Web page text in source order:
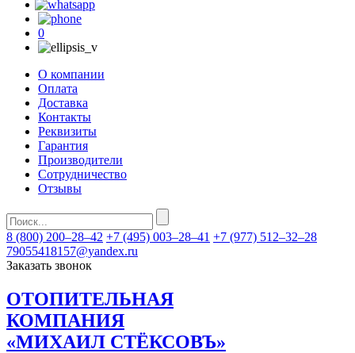
0
О компании
Оплата
Доставка
Контакты
Реквизиты
Гарантия
Производители
Сотрудничество
Отзывы
8 (800) 200–28–42 +7 (495) 003–28–41 +7 (977) 512–32–28
79055418157@yandex.ru
Заказать звонок
ОТОПИТЕЛЬНАЯ
КОМПАНИЯ
«МИХАИЛ СТЁКСОВЪ»